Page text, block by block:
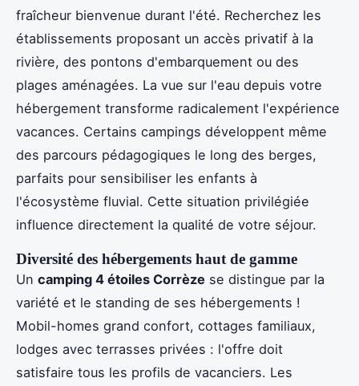
fraîcheur bienvenue durant l'été. Recherchez les
établissements proposant un accès privatif à la
rivière, des pontons d'embarquement ou des
plages aménagées. La vue sur l'eau depuis votre
hébergement transforme radicalement l'expérience
vacances. Certains campings développent même
des parcours pédagogiques le long des berges,
parfaits pour sensibiliser les enfants à
l'écosystème fluvial. Cette situation privilégiée
influence directement la qualité de votre séjour.
Diversité des hébergements haut de gamme
Un camping 4 étoiles Corrèze se distingue par la
variété et le standing de ses hébergements !
Mobil-homes grand confort, cottages familiaux,
lodges avec terrasses privées : l'offre doit
satisfaire tous les profils de vacanciers. Les